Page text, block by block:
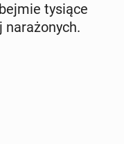
tysiące
na­ra­żo­nych.